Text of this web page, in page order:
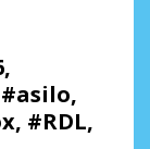
#RDL,